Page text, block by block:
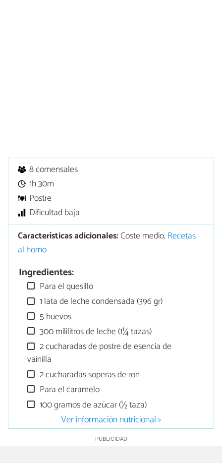
8 comensales
1h 30m
Postre
Dificultad baja
Características adicionales:Coste medio,Recetas
al horno
Ingredientes:
Para el quesillo
1 lata de leche condensada (396 gr)
5 huevos
300 mililitros de leche (1¼ tazas)
2 cucharadas de postre de esencia de
vainilla
2 cucharadas soperas de ron
Para el caramelo
100 gramos de azúcar (½ taza)
Ver información nutricional >